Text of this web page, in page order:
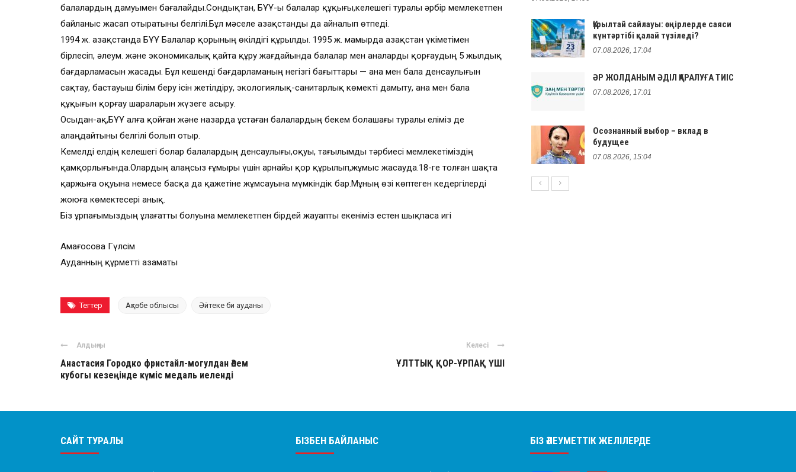
балалардың дамуымен бағалайды.Сондықтан, БҰҰ-ы балалар құқығы,келешегі туралы әрбір мемлекетпен
байланыс жасап отыратыны белгілі.Бұл мәселе Қазақстанды да айналып өтпеді.
1994 ж. Қазақстанда БҰҰ Балалар қорының өкілдігі құрылды. 1995 ж. мамырда Қазақстан үкіметімен
бірлесіп, әлеум. және экономикалық қайта құру жағдайында балалар мен аналарды қорғаудың 5 жылдық
бағдарламасын жасады. Бұл кешенді бағдарламаның негізгі бағыттары — ана мен бала денсаулығын
сақтау, бастауыш білім беру ісін жетілдіру, экологиялық-санитарлық көмекті дамыту, ана мен бала
құқығын қорғау шараларын жүзеге асыру.
Осыдан-ақ,БҰҰ алға қойған және назарда ұстаған балалардың бекем болашағы туралы еліміз де
алаңдайтыны белгілі болып отыр.
Кемелді елдің келешегі болар балалардың денсаулығы,оқуы, тағылымды тәрбиесі мемлекетіміздің
қамқорлығында.Олардың алаңсыз ғұмыры үшін арнайы қор құрылып,жұмыс жасауда.18-ге толған шақта
қаржыға оқуына немесе басқа да қажетіне жұмсауына мүмкіндік бар.Мұның өзі көптеген кедергілерді
жоюға көмектесері анық.
Біз ұрпағымыздың ұлағатты болуына мемлекетпен бірдей жауапты екеніміз естен шықпаса игі
Амағосова Гүлсім
Ауданның құрметті азаматы
Тегтер Ақтөбе облысы Әйтеке би ауданы
Алдыңғы
Анастасия Городко фристайл-могулдан Әлем
кубогы кезеңінде күміс медаль иеленді
Келесі
ҰЛТТЫҚ ҚОР-ҰРПАҚ ҮШІ
Құрылтай сайлауы: өңірлерде саяси
күнтәртібі қалай түзіледі?
07.08.2026, 17:04
ӘР ЖОЛДАНЫМ ӘДІЛ ҚАРАЛУҒА ТИІС
07.08.2026, 17:01
Осознанный выбор – вклад в
будущее
07.08.2026, 15:04
САЙТ ТУРАЛЫ БІЗБЕН БАЙЛАНЫС БІЗ ӘЛЕУМЕТТІК ЖЕЛІЛЕРДЕ